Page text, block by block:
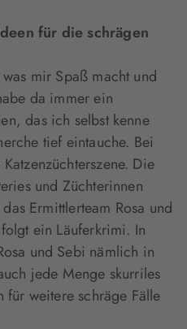
für die schrägen
mir Spaß macht und
da immer ein
das ich selbst kenne
tief eintauche. Bei
Die
und Züchterinnen
Ermittlerteam Rosa und
ein Läuferkrimi. In
und Sebi nämlich in
jede Menge skurriles
für weitere schräge Fälle